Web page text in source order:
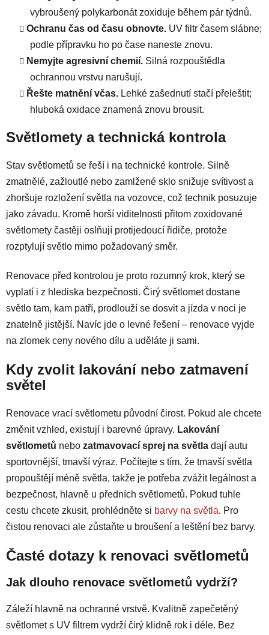
vybroušený polykarbonát zoxiduje během pár týdnů.
Ochranu čas od času obnovte. UV filtr časem slábne;
podle přípravku ho po čase naneste znovu.
Nemyjte agresivní chemií. Silná rozpouštědla
ochrannou vrstvu narušují.
Řešte matnění včas. Lehké zašednutí stačí přeleštit;
hluboká oxidace znamená znovu brousit.
Světlomety a technická kontrola
Stav světlometů se řeší i na technické kontrole. Silně
zmatnělé, zažloutlé nebo zamlžené sklo snižuje svítivost a
zhoršuje rozložení světla na vozovce, což technik posuzuje
jako závadu. Kromě horší viditelnosti přitom zoxidované
světlomety častěji oslňují protijedoucí řidiče, protože
rozptylují světlo mimo požadovaný směr.
Renovace před kontrolou je proto rozumný krok, který se
vyplatí i z hlediska bezpečnosti. Čirý světlomet dostane
světlo tam, kam patří, prodlouží se dosvit a jízda v noci je
znatelně jistější. Navíc jde o levné řešení – renovace vyjde
na zlomek ceny nového dílu a uděláte ji sami.
Kdy zvolit lakování nebo zatmavení
světel
Renovace vrací světlometu původní čirost. Pokud ale chcete
změnit vzhled, existují i barevné úpravy. Lakování
světlometů nebo zatmavovací sprej na světla dají autu
sportovnější, tmavší výraz. Počítejte s tím, že tmavší světla
propouštějí méně světla, takže je potřeba zvážit legálnost a
bezpečnost, hlavně u předních světlometů. Pokud tuhle
cestu chcete zkusit, prohlédněte si barvy na světla. Pro
čistou renovaci ale zůstaňte u broušení a leštění bez barvy.
Časté dotazy k renovaci světlometů
Jak dlouho renovace světlometů vydrží?
Záleží hlavně na ochranné vrstvě. Kvalitně zapečetěný
světlomet s UV filtrem vydrží čirý klidně rok i déle. Bez